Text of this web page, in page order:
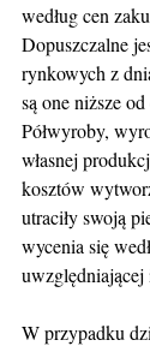
według cen
Dopuszczalne
rynkowych z
są one niższe
Półwyroby,
własnej
kosztów
utraciły swoją
wycenia się
uwzględniającej
W przypadku